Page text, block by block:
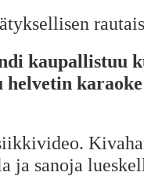
kaupallistuu
helvetin
ja sanoja